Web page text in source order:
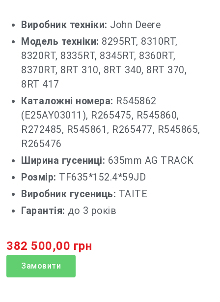
Виробник техніки: John Deere
Модель техніки: 8295RT, 8310RT,
8320RT, 8335RT, 8345RT, 8360RT,
8370RT, 8RT 310, 8RT 340, 8RT 370,
8RT 417
Каталожні номера: R545862
(E25AY03011), R265475, R545860,
R272485, R545861, R265477, R545865,
R265476
Ширина гусениці: 635mm AG TRACK
Розмір: TF635*152.4*59JD
Виробник гусениць: TAITE
Гарантія: до 3 років
382 500,00 грн
Замовити